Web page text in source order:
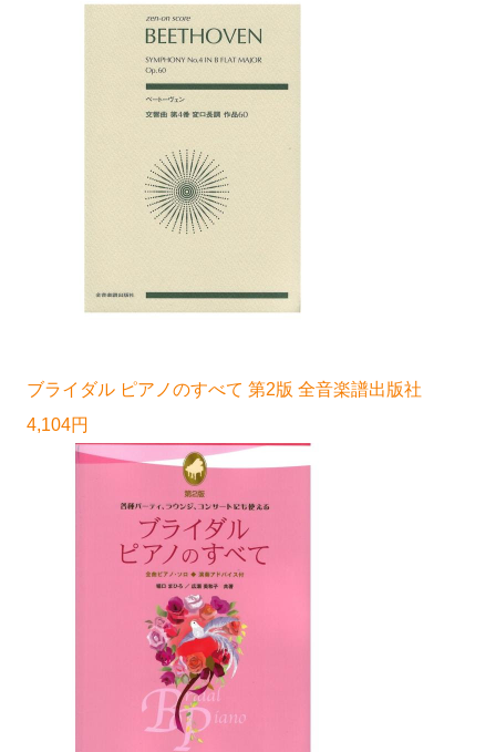
ブライダル ピアノのすべて 第2版 全音楽譜出版社
4,104円